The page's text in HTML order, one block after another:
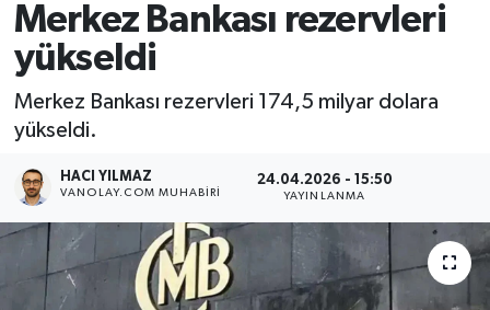
Merkez Bankası rezervleri
yükseldi
Merkez Bankası rezervleri 174,5 milyar dolara
yükseldi.
HACI YILMAZ
VANOLAY.COM MUHABIRI
24.04.2026 - 15:50
YAYINLANMA
Ekonomi
Sağlık
Dünya
Van Trafik Yoğunluk Haritası
Süper Lig Puan Durumu ve Fikstür
Haber Arşivi